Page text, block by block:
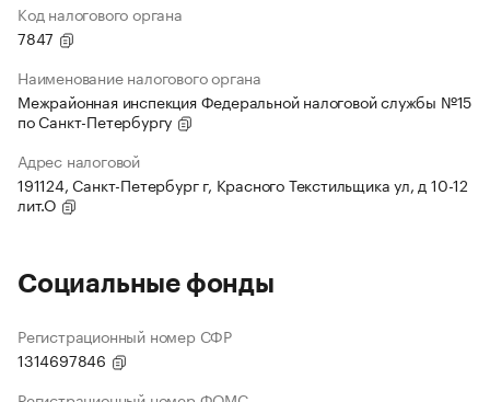
Код налогового органа
7847
Наименование налогового органа
Межрайонная инспекция Федеральной налоговой службы №15
по Санкт-Петербургу
Адрес налоговой
191124, Санкт-Петербург г, Красного Текстильщика ул, д 10-12
лит.О
Социальные фонды
Регистрационный номер СФР
1314697846